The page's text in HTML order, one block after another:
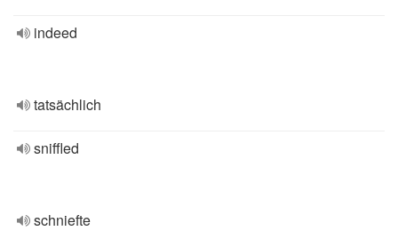
indeed
tatsächlich
sniffled
schniefte